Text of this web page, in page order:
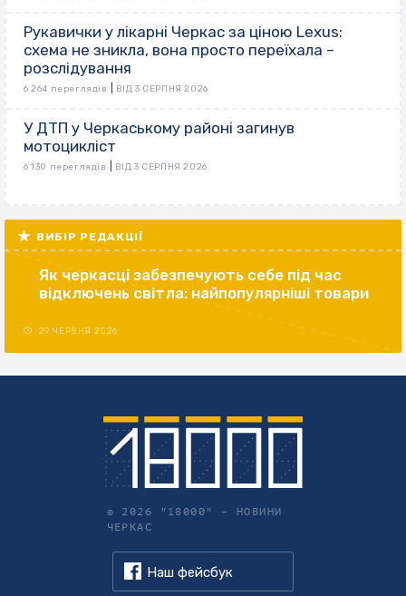
Рукавички у лікарні Черкас за ціною Lexus:
схема не зникла, вона просто переїхала –
розслідування
6 264 переглядів ВІД 3 СЕРПНЯ 2026
У ДТП у Черкаському районі загинув
мотоцикліст
6 130 переглядів ВІД 3 СЕРПНЯ 2026
ВИБІР РЕДАКЦІЇ
Як черкасці забезпечують себе під час
відключень світла: найпопулярніші товари
29 ЧЕРВНЯ 2026
© 2026 "18000" – НОВИНИ
ЧЕРКАС
Наш фейсбук